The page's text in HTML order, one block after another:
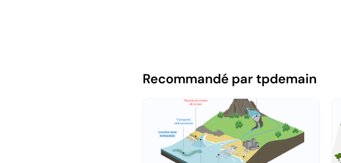
Recommandé par tpdemain